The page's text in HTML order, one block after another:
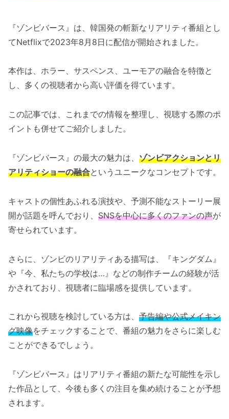
『ゾンビバース』は、韓国発の斬新なリアリティ番組とし
てNetflixで2023年8月8日に配信が開始されました。
本作は、ホラー、サスペンス、ユーモアの融合を特徴と
し、多くの視聴者から高い評価を得ています。
この記事では、これまでの情報を整理し、視聴する際のポ
イントも併せてご紹介しました。
『ゾンビバース』の最大の魅力は、 ゾンビアクションとリ
アリティショーの融合というユニークなコンセプトです。
キャストの個性あふれる演技や、予測不能なストーリー展
開が話題を呼んでおり、 SNSを中心に多くのファンの声が
寄せられています。
さらに、ゾンビのリアリティある描写は、『キングダム』
や『今、私たちの学校は…』などの制作チームの経験が活
かされており、視聴者に臨場感を提供しています。
これから視聴を検討している方は、 予告編や公式メイキン
グ映像をチェックすることで、番組の魅力をさらに楽しむ
ことができるでしょう。
『ゾンビバース』はリアリティ番組の新たな可能性を示し
た作品として、今後も多くの注目を集め続けることが予想
されます。